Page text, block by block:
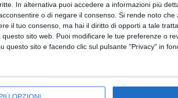
In alternativa puoi accedere a informazioni più
o di negare il consenso. Si rende noto che
il tuo consenso, ma hai il diritto di opporti a tale
sito web. Puoi modificare le tue preferenze o
questo sito e facendo clic sul pulsante "Privacy" in
LAMUSTA VITTORIA